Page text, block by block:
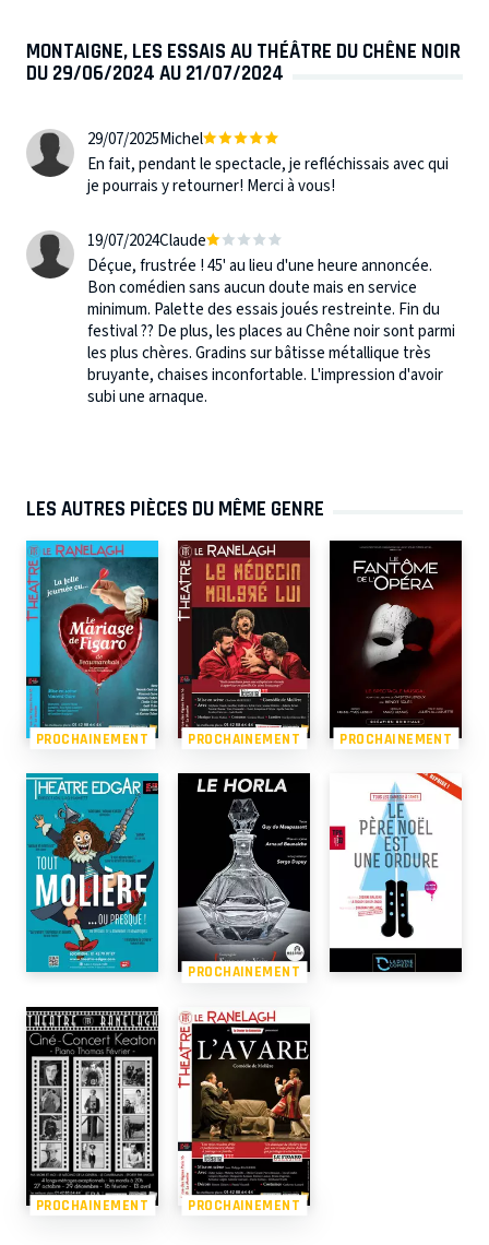
MONTAIGNE, LES ESSAIS AU THÉÂTRE DU CHÊNE NOIR
DU 29/06/2024 AU 21/07/2024
29/07/2025Michel
En fait, pendant le spectacle, je refléchissais avec qui
je pourrais y retourner! Merci à vous!
19/07/2024Claude
Déçue, frustrée ! 45' au lieu d'une heure annoncée.
Bon comédien sans aucun doute mais en service
minimum. Palette des essais joués restreinte. Fin du
festival ?? De plus, les places au Chêne noir sont parmi
les plus chères. Gradins sur bâtisse métallique très
bruyante, chaises inconfortable. L'impression d'avoir
subi une arnaque.
LES AUTRES PIÈCES DU MÊME GENRE
PROCHAINEMENT PROCHAINEMENT PROCHAINEMENT
PROCHAINEMENT
PROCHAINEMENT PROCHAINEMENT